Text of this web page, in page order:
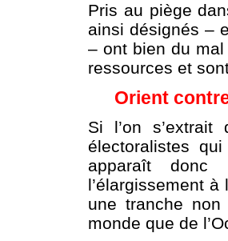
Pris au piège
ainsi désignés –
– ont bien du
ressources et
Orient
Si l’on
électoralistes qui
apparaît donc
l’élargissement
une tranche
monde que de